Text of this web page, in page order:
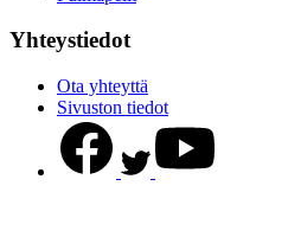
Yhteystiedot
Ota yhteyttä
Sivuston tiedot